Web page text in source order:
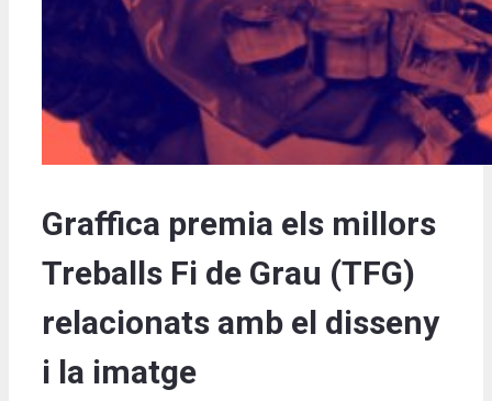
Graffica premia els millors
Treballs Fi de Grau (TFG)
relacionats amb el disseny
i la imatge